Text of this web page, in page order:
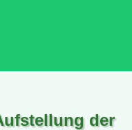
der